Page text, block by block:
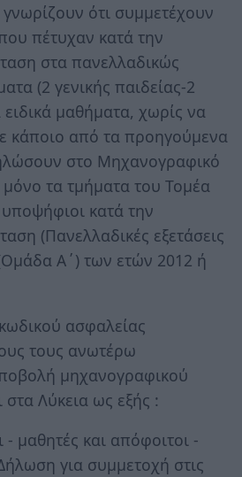
ότι συμμετέχουν
πέτυχαν κατά την
στα πανελλαδικώς
(2 γενικής παιδείας-2
ειδικά μαθήματα, χωρίς να
κάποιο από τα προηγούμενα
στο Μηχανογραφικό
μόνο τα τμήματα του Τομέα
κατά την
(Πανελλαδικές εξετάσεις
Α΄) των ετών 2012 ή
ασφαλείας
τους ανωτέρω
μηχανογραφικού
στα Λύκεια ως εξής :
μαθητές και απόφοιτοι -
για συμμετοχή στις